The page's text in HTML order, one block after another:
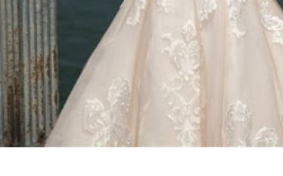
Свадебное платье Блисс от